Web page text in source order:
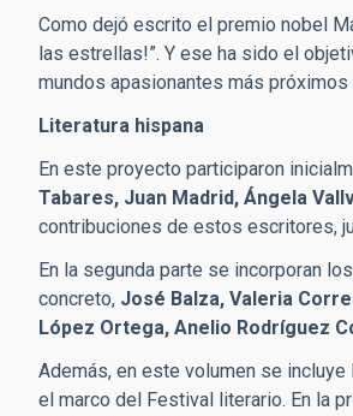
Como dejó escrito el premio nobel
las estrellas!”. Y ese ha sido el
mundos apasionantes más
Literatura hispana
En este proyecto participaron
Tabares, Juan Madrid, Ángela
contribuciones de estos escritores,
En la segunda parte se incorporan
concreto, José Balza, Valeria
López Ortega, Anelio Rodríguez
Además, en este volumen se
el marco del Festival literario. En la